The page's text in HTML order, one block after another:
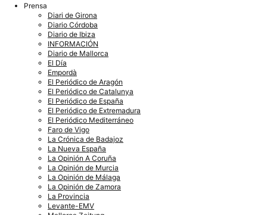
Prensa
Diari de Girona
Diario Córdoba
Diario de Ibiza
INFORMACIÓN
Diario de Mallorca
El Día
Empordà
El Periódico de Aragón
El Periódico de Catalunya
El Periódico de España
El Periódico de Extremadura
El Periódico Mediterráneo
Faro de Vigo
La Crónica de Badajoz
La Nueva España
La Opinión A Coruña
La Opinión de Murcia
La Opinión de Málaga
La Opinión de Zamora
La Provincia
Levante-EMV